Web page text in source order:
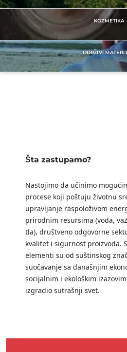
Италија (италијански)
Немачка (немачки)
Португалија (португалски)
Румунија (румунски)
KOZMETIKA
ODRŽIVI
Šta zastupamo?
Nastojimo da učinimo
procese koji poštuju životnu
upravljanje raspoloživom
prirodnim resursima (voda,
tla), društveno odgovorne
kvalitet i sigurnost proizvoda.
elementi su od suštinskog
suočavanje sa današnjim
socijalnim i ekološkim
izgradio sutrašnji svet.